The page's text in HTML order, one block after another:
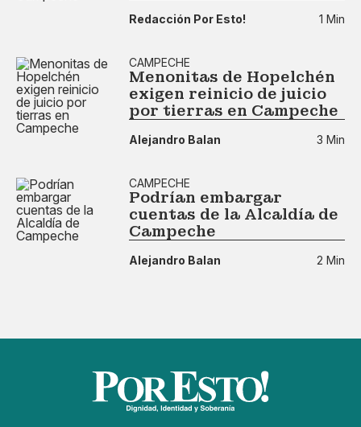
Redacción Por Esto! 1 Min
CAMPECHE
Menonitas de Hopelchén
exigen reinicio de juicio
por tierras en Campeche
Alejandro Balan 3 Min
CAMPECHE
Podrían embargar
cuentas de la Alcaldía de
Campeche
Alejandro Balan 2 Min